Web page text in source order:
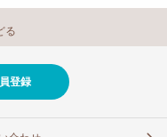
る
登録